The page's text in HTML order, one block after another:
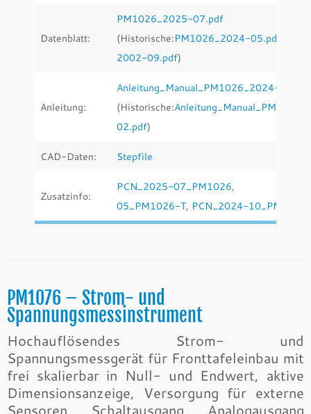
Datenblatt:
PM1026_2025-07.pdf
(Historische:PM1026_2024-05.pdf
2002-09.pdf)
Anleitung:
Anleitung_Manual_PM1026_2024-05.pdf
(Historische:
02.pdf)
CAD-Daten: Stepfile
Zusatzinfo:
PCN_2025-07_PM1026,
05_PM1026-T, PCN_2024-10_PM1026
PM1076 – Strom- und
Spannungsmessinstrument
Hochauflösendes Strom- und
Spannungsmessgerät für Fronttafeleinbau mit
frei skalierbar in Null- und Endwert, aktive
Dimensionsanzeige, Versorgung für externe
Sensoren, Schaltausgang, Analogausgang